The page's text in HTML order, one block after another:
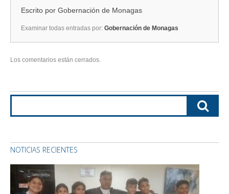
Escrito por Gobernación de Monagas
Examinar todas entradas por: Gobernación de Monagas
Los comentarios están cerrados.
NOTICIAS RECIENTES